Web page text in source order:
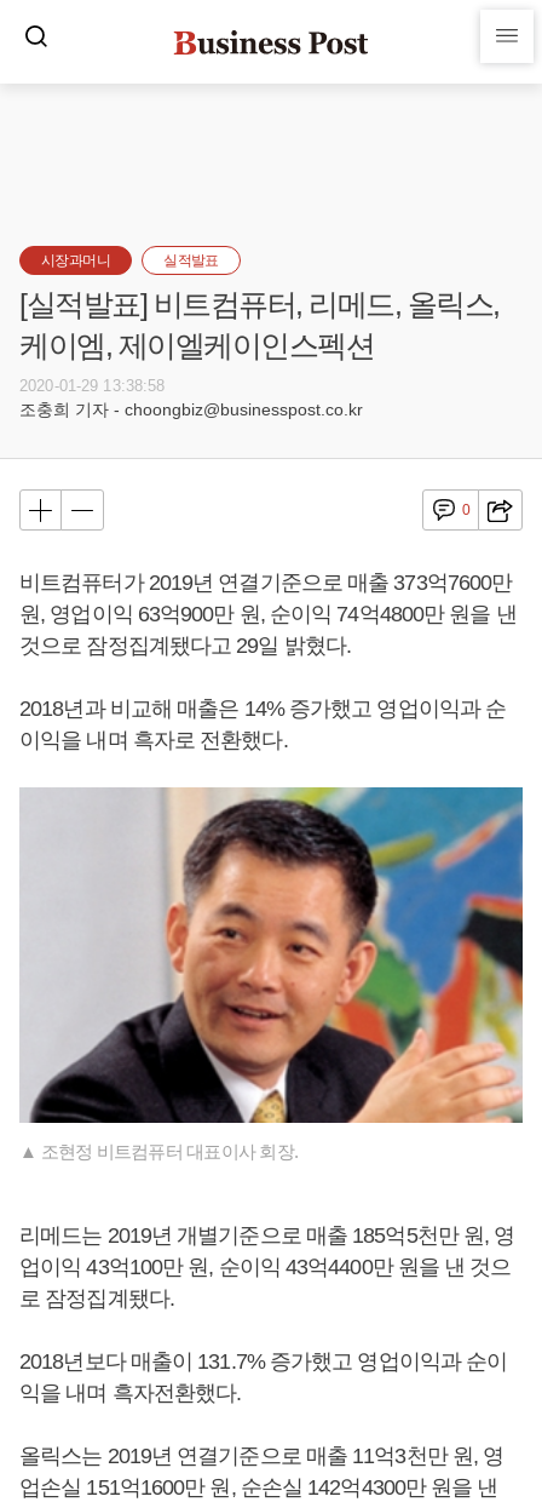
시장과머니 실적발표
[실적발표] 비트컴퓨터, 리메드, 올릭스,
케이엠, 제이엘케이인스펙션
2020-01-29 13:38:58
조충희 기자 - choongbiz@businesspost.co.kr
0
비트컴퓨터가 2019년 연결기준으로 매출 373억7600만
원, 영업이익 63억900만 원, 순이익 74억4800만 원을 낸
것으로 잠정집계됐다고 29일 밝혔다.
2018년과 비교해 매출은 14% 증가했고 영업이익과 순
이익을 내며 흑자로 전환했다.
▲ 조현정 비트컴퓨터 대표이사 회장.
리메드는 2019년 개별기준으로 매출 185억5천만 원, 영
업이익 43억100만 원, 순이익 43억4400만 원을 낸 것으
로 잠정집계됐다.
2018년보다 매출이 131.7% 증가했고 영업이익과 순이
익을 내며 흑자전환했다.
올릭스는 2019년 연결기준으로 매출 11억3천만 원, 영
업손실 151억1600만 원, 순손실 142억4300만 원을 낸